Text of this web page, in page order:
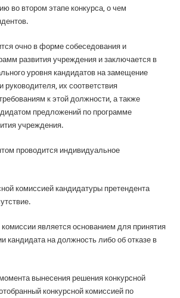
во втором этапе конкурса, о чем
очно в форме собеседования и
развития учреждения и заключается в
уровня кандидатов на замещение
руководителя, их соответствия
к этой должности, а также
предложений по программе
учреждения.
проводится индивидуальное
комиссией кандидатуры претендента
является основанием для принятия
кандидата на должность либо об отказе в
вынесения решения конкурсной
конкурсной комиссией по